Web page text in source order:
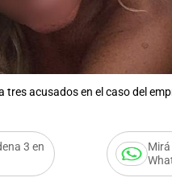
acusados en el caso del
3 en